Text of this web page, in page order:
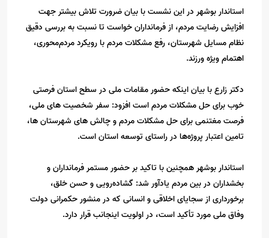
استاندار بوشهر در این نشست با بیان ضرورت تلاش بیشتر جهت
افزایش رضایت مردم، از فرمانداران خواست تا نسبت به بررسی دقیق
نظام مسایل شهرستان، رفع مشکلات مردم با رویکرد مردم‌محوری،
اهتمام ویژه ورزند.
دکتر زارع با بیان اینکه حضور مقامات ملی در سطح استان فرصتی
خوب برای حل مشکلات مردم است افزود: سفر شخصیت های ملی،
فرصت مغتنمی برای حل مشکلات مردم و چالش های شهرستان ها،
تامین اعتبار پروژه‌ها در راستای توسعه استان است.
استاندار بوشهر همچنین با تاکید بر حضور مستمر فرمانداران و
بخشداران در بین مردم یادآور شد: گشاده‌رویی و حسن خلق،
برخورداری از سجایای اخلاقی و انسانی که در منشور حکمرانی دولت
وفاق ملی مورد تأکید است، در اولویت اینجانب قرار دارد.